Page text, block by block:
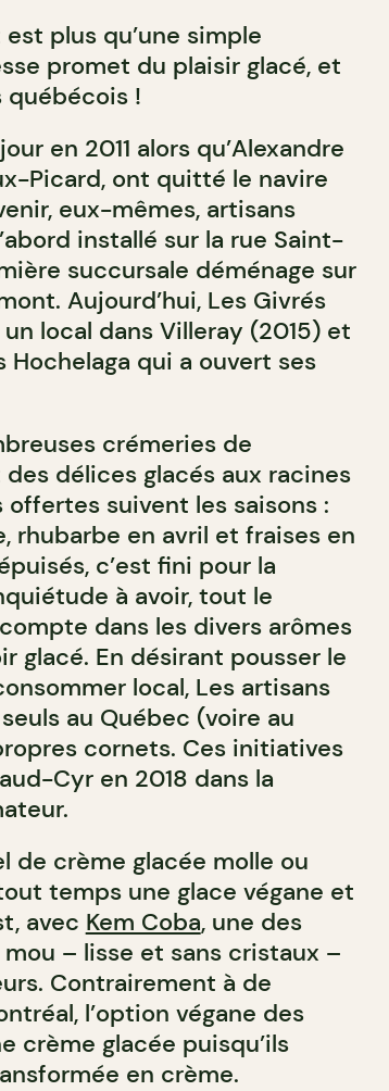
plus qu’une simple
promet du plaisir glacé, et
!
en 2011 alors qu’Alexandre
Picard, ont quitté le navire
eux-mêmes, artisans
installé sur la rue Saint-
succursale déménage sur
Aujourd’hui, Les Givrés
local dans Villeray (2015) et
qui a ouvert ses
crémeries de
délices glacés aux racines
offertes suivent les saisons :
rhubarbe en avril et fraises en
c’est fini pour la
à avoir, tout le
dans les divers arômes
glacé. En désirant pousser le
local, Les artisans
au Québec (voire au
cornets. Ces initiatives
Cyr en 2018 dans la
de crème glacée molle ou
temps une glace végane et
avec Kem Coba, une des
– lisse et sans cristaux –
Contrairement à de
l’option végane des
crème glacée puisqu’ils
en crème.